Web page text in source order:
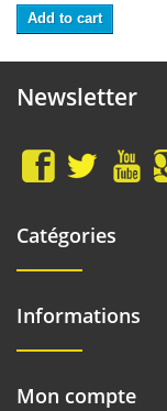
Add to cart
Newsletter
Catégories
Informations
Mon compte